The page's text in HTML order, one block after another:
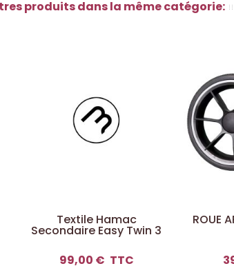
produits dans la même catégorie:
Textile Hamac
Secondaire Easy Twin 3
99,00 € TTC
ROUE